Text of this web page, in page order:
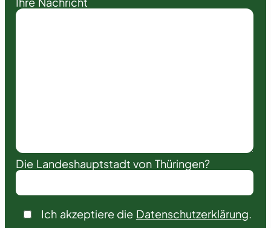
Die Landeshauptstadt von Thüringen?
Ich akzeptiere die Datenschutzerklärung